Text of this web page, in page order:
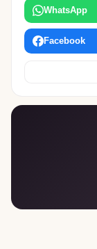
WhatsApp
Facebook